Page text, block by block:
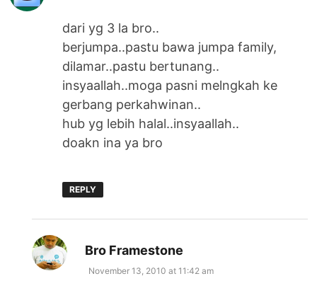
dari yg 3 la bro..
berjumpa..pastu bawa jumpa family,
dilamar..pastu bertunang..
insyaallah..moga pasni melngkah ke
gerbang perkahwinan..
hub yg lebih halal..insyaallah..
doakn ina ya bro
REPLY
Bro Framestone
November 13, 2010 at 11:42 am